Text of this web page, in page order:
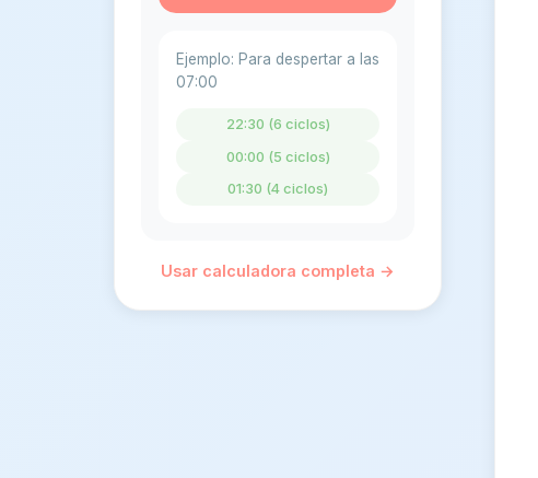
bifásico
Conclusión
Referencias
Ejemplo: Para despertar a las
07:00
22:30 (6 ciclos)
00:00 (5 ciclos)
01:30 (4 ciclos)
Usar calculadora completa →